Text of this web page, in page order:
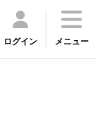
ログイン メニュー